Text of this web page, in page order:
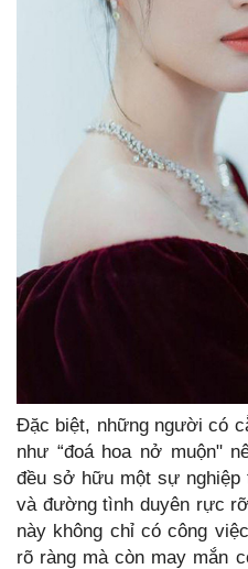
Đặc biệt, những người có
như “đoá hoa nở muộn"
đều sở hữu một sự nghiệp
và đường tình duyên rực
này không chỉ có công
rõ ràng mà còn may mắn